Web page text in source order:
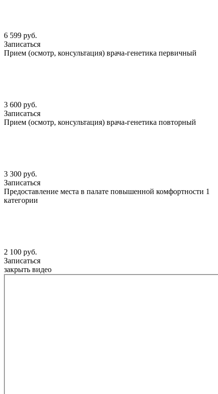
6 599 руб.
Записаться
Прием (осмотр, консультация) врача-генетика первичный
3 600 руб.
Записаться
Прием (осмотр, консультация) врача-генетика повторный
3 300 руб.
Записаться
Предоставление места в палате повышенной комфортности 1
категории
2 100 руб.
Записаться
закрыть видео